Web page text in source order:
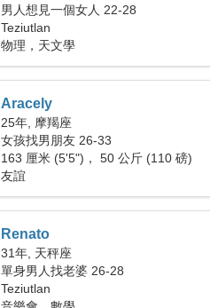
男人想見一個女人 22-28
Teziutlan
物理，天文學
Aracely
25年, 摩羯座
女孩找男朋友 26-33
163 厘米 (5'5")， 50 公斤 (110 磅)
友誼
Renato
31年, 天秤座
單身男人找老婆 26-28
Teziutlan